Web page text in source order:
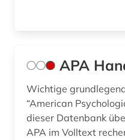
fernunterricht (1)
fid erziehungswissenschaft und
bildungsforschung (1)
film (2)
APA
Wichtige
“American
dieser Datenbank
APA im Volltext